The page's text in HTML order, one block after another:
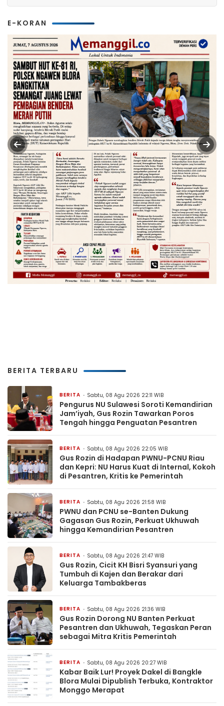
E-KORAN
BERITA TERBARU
BERITA Sabtu, 08 Agu 2026 22:11 WIB
Pengurus NU Sulawesi Soroti Kemandirian
Jam’iyah, Gus Rozin Tawarkan Poros
Tengah hingga Penguatan Pesantren
BERITA Sabtu, 08 Agu 2026 22:05 WIB
Gus Rozin di Hadapan PWNU-PCNU Riau
dan Kepri: NU Harus Kuat di Internal, Kokoh
di Pesantren, Kritis ke Pemerintah
BERITA Sabtu, 08 Agu 2026 21:58 WIB
PWNU dan PCNU se-Banten Dukung
Gagasan Gus Rozin, Perkuat Ukhuwah
hingga Kemandirian Pesantren
BERITA Sabtu, 08 Agu 2026 21:47 WIB
Gus Rozin, Cicit KH Bisri Syansuri yang
Tumbuh di Kajen dan Berakar dari
Keluarga Tambakberas
BERITA Sabtu, 08 Agu 2026 21:36 WIB
Gus Rozin Dorong NU Banten Perkuat
Pesantren dan Ukhuwah, Tegaskan Peran
sebagai Mitra Kritis Pemerintah
BERITA Sabtu, 08 Agu 2026 20:27 WIB
Kabar Baik Lur! Proyek Dakel di Bangkle
Blora Mulai Dipublish Terbuka, Kontraktor
Monggo Merapat